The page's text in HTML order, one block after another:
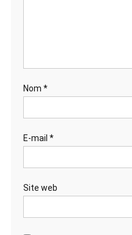
Nom *
E-mail *
Site web